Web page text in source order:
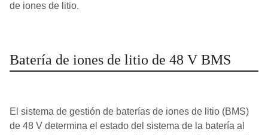
de iones de litio.
Batería de iones de litio de 48 V BMS
El sistema de gestión de baterías de iones de litio (BMS)
de 48 V determina el estado del sistema de la batería al